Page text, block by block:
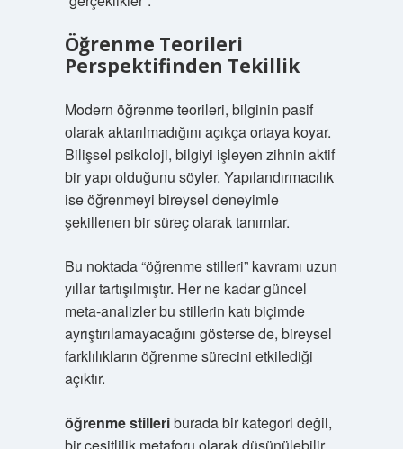
Öğrenme Teorileri
Perspektifinden Tekillik
Modern öğrenme teorileri, bilginin pasif
olarak aktarılmadığını açıkça ortaya koyar.
Bilişsel psikoloji, bilgiyi işleyen zihnin aktif
bir yapı olduğunu söyler. Yapılandırmacılık
ise öğrenmeyi bireysel deneyimle
şekillenen bir süreç olarak tanımlar.
Bu noktada “öğrenme stilleri” kavramı uzun
yıllar tartışılmıştır. Her ne kadar güncel
meta-analizler bu stillerin katı biçimde
ayrıştırılamayacağını gösterse de, bireysel
farklılıkların öğrenme sürecini etkilediği
açıktır.
öğrenme stilleriburada bir kategori değil,